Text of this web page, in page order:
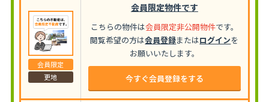
会員限定
更地
会員限定物件です
こちらの物件は会員限定非公開物件です。
閲覧希望の方は会員登録またはログインを
お願いいたします。
今すぐ会員登録をする